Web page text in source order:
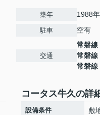
築年 1988
駐車 空有
交通
常磐線
常磐線
常磐線
コータス牛久の詳
設備条件
敷